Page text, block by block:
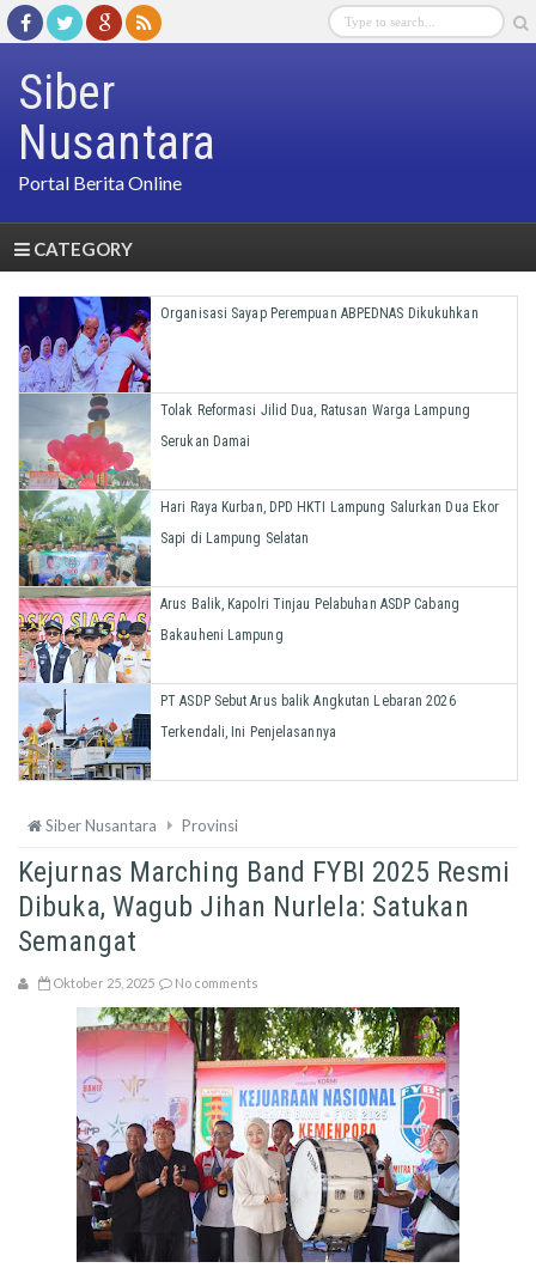
Siber
Nusantara
Portal Berita Online
CATEGORY
Organisasi Sayap Perempuan ABPEDNAS Dikukuhkan
Tolak Reformasi Jilid Dua, Ratusan Warga Lampung
Serukan Damai
Hari Raya Kurban, DPD HKTI Lampung Salurkan Dua Ekor
Sapi di Lampung Selatan
Arus Balik, Kapolri Tinjau Pelabuhan ASDP Cabang
Bakauheni Lampung
PT ASDP Sebut Arus balik Angkutan Lebaran 2026
Terkendali, Ini Penjelasannya
Siber Nusantara Provinsi
Kejurnas Marching Band FYBI 2025 Resmi
Dibuka, Wagub Jihan Nurlela: Satukan
Semangat
Oktober 25, 2025 No comments